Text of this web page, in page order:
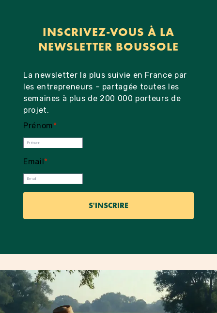
INSCRIVEZ-VOUS À LA
NEWSLETTER BOUSSOLE
La newsletter la plus suivie en France par
les entrepreneurs – partagée toutes les
semaines à plus de 200 000 porteurs de
projet.
Prénom*
Email*